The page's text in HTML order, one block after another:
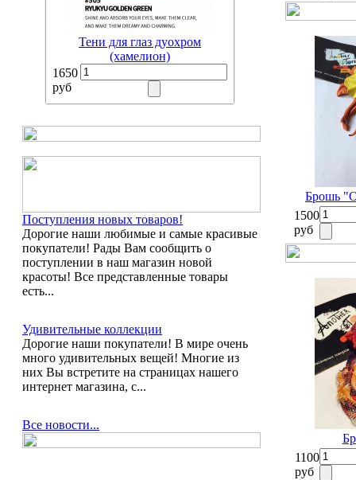
Тени для глаз дуохром
(хамелион)
1650
руб
Поступления новых товаров!
Дорогие наши любимые и самые красивые
покупатели! Рады Вам сообщить о
поступлении в наш магазин новой
красоты! Все представленные товары
есть...
Удивительные коллекции
Дорогие наши покупатели! В мире очень
много удивительных вещей! Многие из
них Вы встретите на страницах нашего
интернет магазина, с...
Все новости...
Брошь
1500
руб
1100
руб